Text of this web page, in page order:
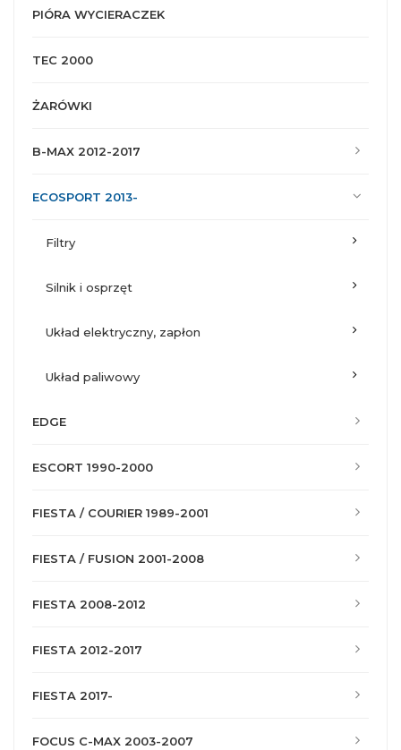
PIÓRA WYCIERACZEK
TEC 2000
ŻARÓWKI
B-MAX 2012-2017
ECOSPORT 2013-
filtry
silnik i osprzęt
układ elektryczny, zapłon
układ paliwowy
EDGE
ESCORT 1990-2000
FIESTA / COURIER 1989-2001
FIESTA / FUSION 2001-2008
FIESTA 2008-2012
FIESTA 2012-2017
FIESTA 2017-
FOCUS C-MAX 2003-2007